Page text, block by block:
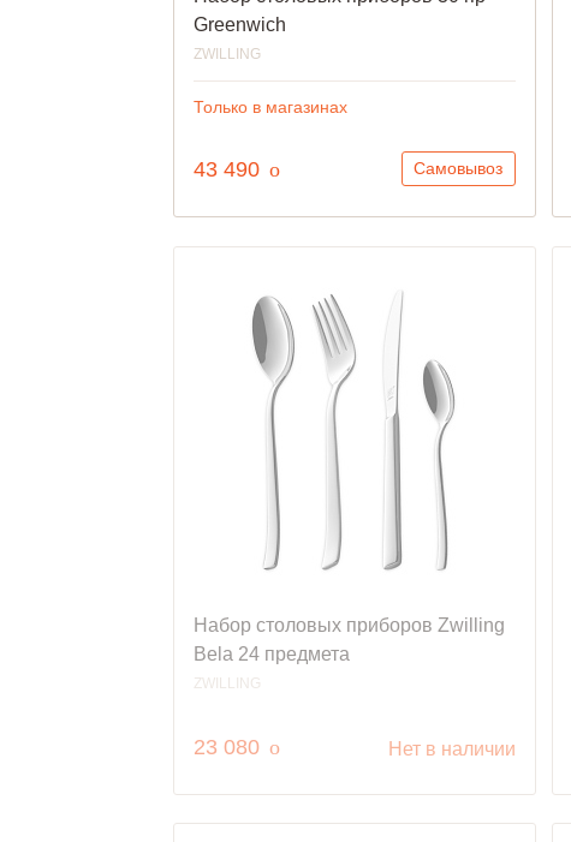
Greenwich
ZWILLING
Только в магазинах
43 490 руб.
o Самовывоз
Набор столовых приборов Zwilling
Bela 24 предмета
ZWILLING
23 080 руб.
o Нет в наличии